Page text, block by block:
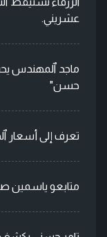
عشريني.
ماجد ٱلمهندس
حسن"
تعرف إلى أسعار
متابعو ياسمين